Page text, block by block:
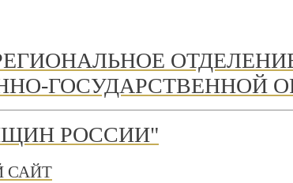
ГОСУДАРСТВЕННОЙ
РОССИИ"
САЙТ